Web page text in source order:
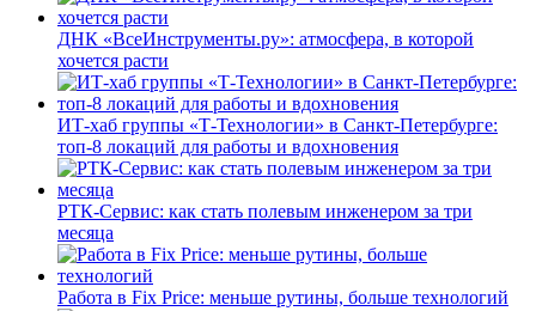
ДНК «ВсеИнструменты.ру»: атмосфера, в которой
хочется расти
ИТ-хаб группы «Т-Технологии» в Санкт-Петербурге:
топ-8 локаций для работы и вдохновения
РТК-Сервис: как стать полевым инженером за три
месяца
Работа в Fix Price: меньше рутины, больше технологий